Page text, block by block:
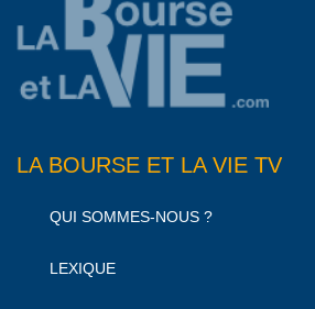
LA BOURSE ET LA VIE TV
QUI SOMMES-NOUS ?
LEXIQUE